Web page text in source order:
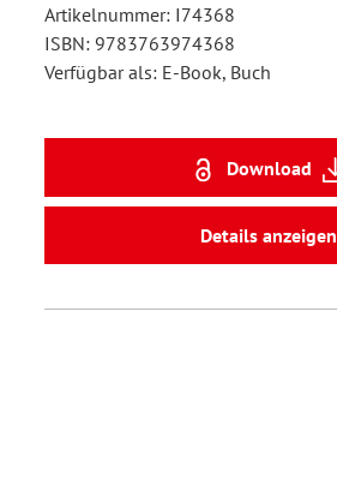
Artikelnummer: I74368
ISBN: 9783763974368
Verfügbar als: E-Book, Buch
Download
Details anzeigen